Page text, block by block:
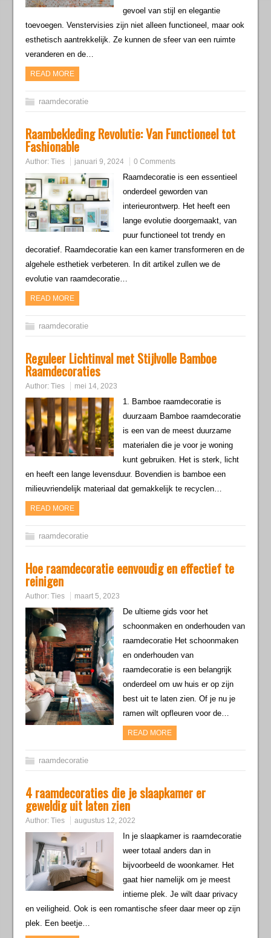
gevoel van stijl en elegantie
toevoegen. Venstervisies zijn niet alleen functioneel, maar ook
esthetisch aantrekkelijk. Ze kunnen de sfeer van een ruimte
veranderen en de…
READ MORE
raamdecoratie
Raambekleding Revolutie: Van Functioneel tot
Fashionable
Author:Ties januari 9, 2024 0 Comments
Raamdecoratie is een essentieel
onderdeel geworden van
interieurontwerp. Het heeft een
lange evolutie doorgemaakt, van
puur functioneel tot trendy en
decoratief. Raamdecoratie kan een kamer transformeren en de
algehele esthetiek verbeteren. In dit artikel zullen we de
evolutie van raamdecoratie…
READ MORE
raamdecoratie
Reguleer Lichtinval met Stijlvolle Bamboe
Raamdecoraties
Author:Ties mei 14, 2023
1. Bamboe raamdecoratie is
duurzaam Bamboe raamdecoratie
is een van de meest duurzame
materialen die je voor je woning
kunt gebruiken. Het is sterk, licht
en heeft een lange levensduur. Bovendien is bamboe een
milieuvriendelijk materiaal dat gemakkelijk te recyclen…
READ MORE
raamdecoratie
Hoe raamdecoratie eenvoudig en effectief te
reinigen
Author:Ties maart 5, 2023
De ultieme gids voor het
schoonmaken en onderhouden van
raamdecoratie Het schoonmaken
en onderhouden van
raamdecoratie is een belangrijk
onderdeel om uw huis er op zijn
best uit te laten zien. Of je nu je
ramen wilt opfleuren voor de…
READ MORE
raamdecoratie
4 raamdecoraties die je slaapkamer er
geweldig uit laten zien
Author:Ties augustus 12, 2022
In je slaapkamer is raamdecoratie
weer totaal anders dan in
bijvoorbeeld de woonkamer. Het
gaat hier namelijk om je meest
intieme plek. Je wilt daar privacy
en veiligheid. Ook is een romantische sfeer daar meer op zijn
plek. Een beetje…